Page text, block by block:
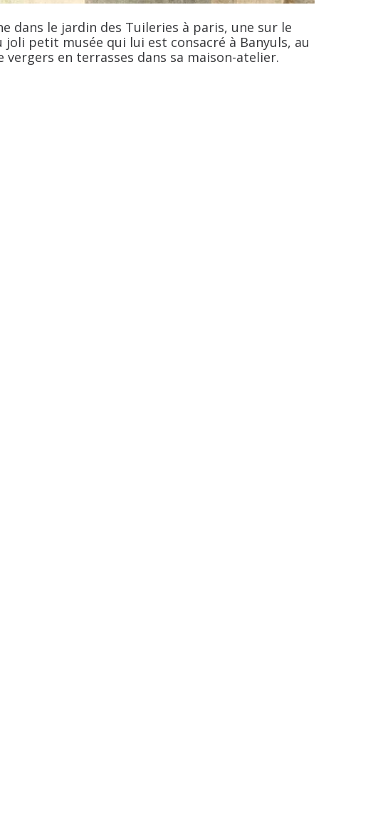
dans le jardin des Tuileries à paris, une sur le
petit musée qui lui est consacré à Banyuls, au
en terrasses dans sa maison-atelier.